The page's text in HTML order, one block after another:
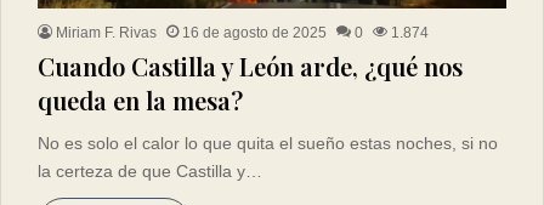
Miriam F. Rivas 16 de agosto de 2025 0 1.874
Cuando Castilla y León arde, ¿qué nos
queda en la mesa?
No es solo el calor lo que quita el sueño estas noches, si no
la certeza de que Castilla y…